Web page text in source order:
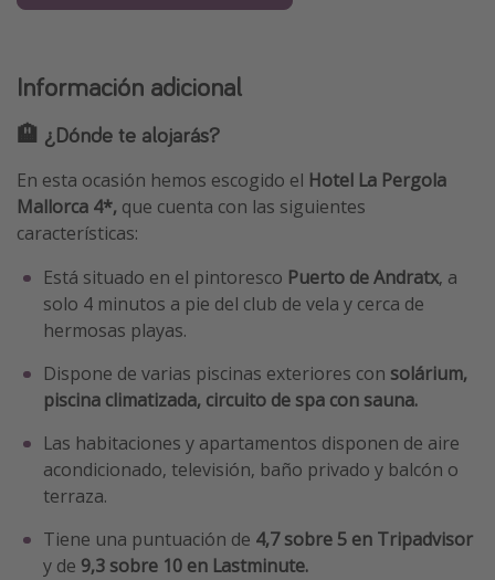
Información adicional
🏨 ¿Dónde te alojarás?
En esta ocasión hemos escogido el Hotel La Pergola
Mallorca 4*, que cuenta con las siguientes
características:
Está situado en el pintoresco Puerto de Andratx, a
solo 4 minutos a pie del club de vela y cerca de
hermosas playas.
Dispone de varias piscinas exteriores con solárium,
piscina climatizada, circuito de spa con sauna.
Las habitaciones y apartamentos disponen de aire
acondicionado, televisión, baño privado y balcón o
terraza.
Tiene una puntuación de 4,7 sobre 5 en Tripadvisor
y de 9,3 sobre 10 en Lastminute.